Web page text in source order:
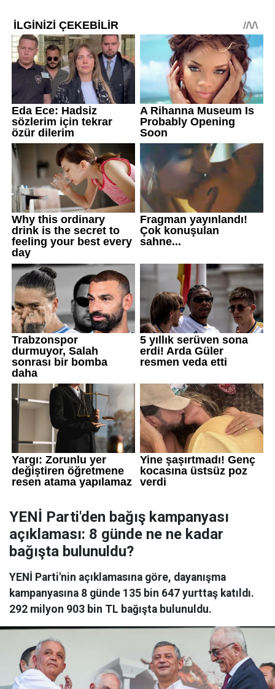
YENİ Parti'den bağış kampanyası
açıklaması: 8 günde ne ne kadar
bağışta bulunuldu?
YENİ Parti'nin açıklamasına göre, dayanışma
kampanyasına 8 günde 135 bin 647 yurttaş katıldı.
292 milyon 903 bin TL bağışta bulunuldu.